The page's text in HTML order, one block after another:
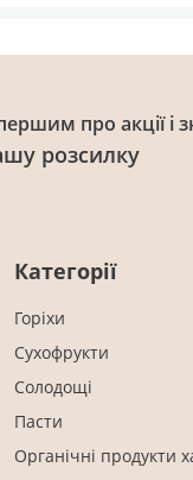
про акції і
розсилку
Категорії
Горіхи
Cухофрукти
Солодощі
Пасти
Органічні продукти